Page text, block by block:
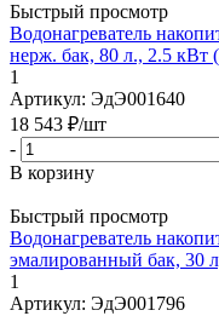
Быстрый просмотр
Водонагреватель
нерж. бак, 80 л., 2.5 кВт
1
Артикул: ЭдЭ001640
18 543 ₽/шт
-
В корзину
Быстрый просмотр
Водонагреватель
эмалированный бак, 30
1
Артикул: ЭдЭ001796